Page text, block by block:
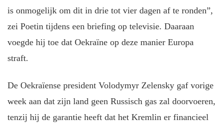
is onmogelijk om dit in drie tot vier dagen af te ronden”,
zei Poetin tijdens een briefing op televisie. Daaraan
voegde hij toe dat Oekraïne op deze manier Europa
straft.
De Oekraïense president Volodymyr Zelensky gaf vorige
week aan dat zijn land geen Russisch gas zal doorvoeren,
tenzij hij de garantie heeft dat het Kremlin er financieel